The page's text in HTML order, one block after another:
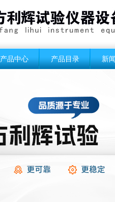
产品中心 产品目录 新